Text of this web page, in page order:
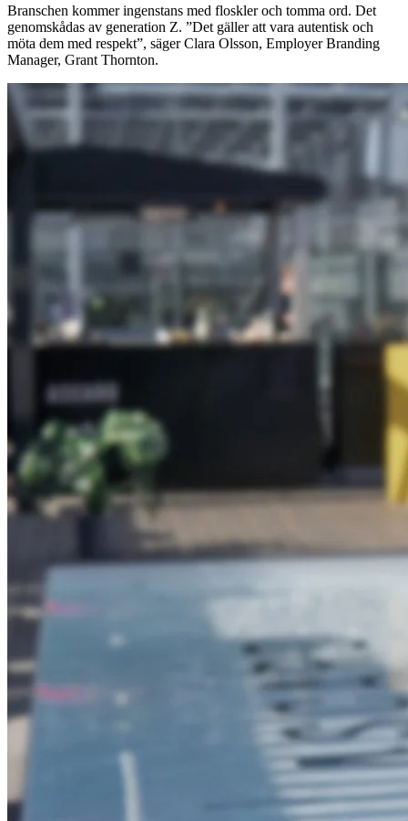
Branschen kommer ingenstans med floskler och tomma ord. Det
genomskådas av generation Z. ”Det gäller att vara autentisk och
möta dem med respekt”, säger Clara Olsson, Employer Branding
Manager, Grant Thornton.